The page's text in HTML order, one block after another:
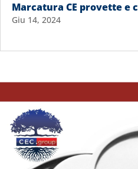
Marcatura CE provette e
Giu 14, 2024